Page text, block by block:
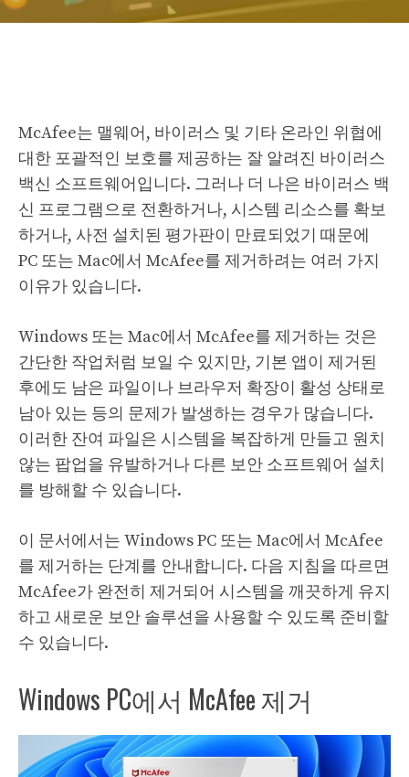
McAfee는 맬웨어, 바이러스 및 기타 온라인 위협에
대한 포괄적인 보호를 제공하는 잘 알려진 바이러스
백신 소프트웨어입니다. 그러나 더 나은 바이러스 백
신 프로그램으로 전환하거나, 시스템 리소스를 확보
하거나, 사전 설치된 평가판이 만료되었기 때문에
PC 또는 Mac에서 McAfee를 제거하려는 여러 가지
이유가 있습니다.
Windows 또는 Mac에서 McAfee를 제거하는 것은
간단한 작업처럼 보일 수 있지만, 기본 앱이 제거된
후에도 남은 파일이나 브라우저 확장이 활성 상태로
남아 있는 등의 문제가 발생하는 경우가 많습니다.
이러한 잔여 파일은 시스템을 복잡하게 만들고 원치
않는 팝업을 유발하거나 다른 보안 소프트웨어 설치
를 방해할 수 있습니다.
이 문서에서는 Windows PC 또는 Mac에서 McAfee
를 제거하는 단계를 안내합니다. 다음 지침을 따르면
McAfee가 완전히 제거되어 시스템을 깨끗하게 유지
하고 새로운 보안 솔루션을 사용할 수 있도록 준비할
수 있습니다.
Windows PC에서 McAfee 제거